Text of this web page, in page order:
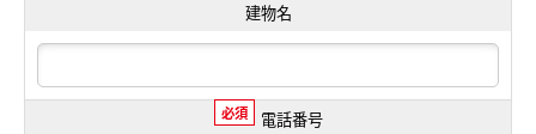
建物名
必須 電話番号